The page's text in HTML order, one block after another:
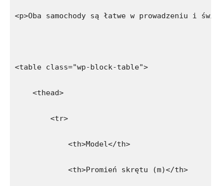
<p>Oba samochody są łatwe w prowadzeniu i
<table class="wp-block-table">
    <thead>
        <tr>
            <th>Model</th>
            <th>Promień skrętu (m)</th>